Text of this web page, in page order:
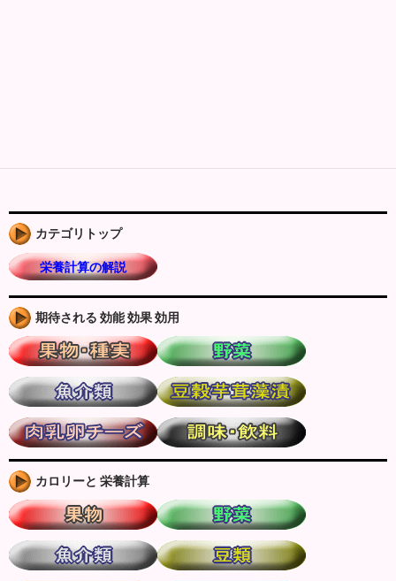
カテゴリトップ
栄養計算の解説
期待される 効能 効果 効用
カロリーと 栄養計算